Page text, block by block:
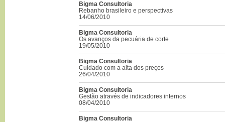
Bigma Consultoria
Rebanho brasileiro e perspectivas
14/06/2010
Bigma Consultoria
Os avanços da pecuária de corte
19/05/2010
Bigma Consultoria
Cuidado com a alta dos preços
26/04/2010
Bigma Consultoria
Gestão através de indicadores internos
08/04/2010
Bigma Consultoria